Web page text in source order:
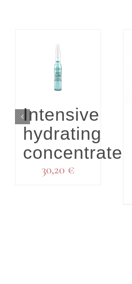
Intensive
hydrating
concentrate
30,20 €